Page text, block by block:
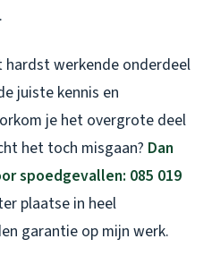
hardst werkende onderdeel
juiste kennis en
je het overgrote deel
het toch misgaan? Dan
spoedgevallen: 085 019
plaatse in heel
garantie op mijn werk.